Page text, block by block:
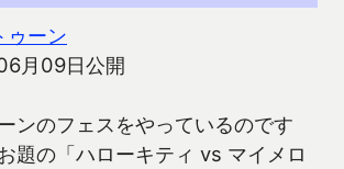
ゥーン
月09日公開
ンのフェスをやっているのです
題の「ハローキティ vs マイメロ